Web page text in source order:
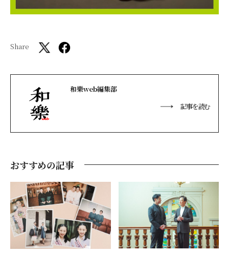
Share
和樂web編集部
記事を読む
おすすめの記事